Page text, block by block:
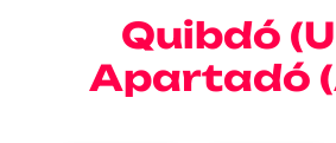
Quibdó
Apartadó